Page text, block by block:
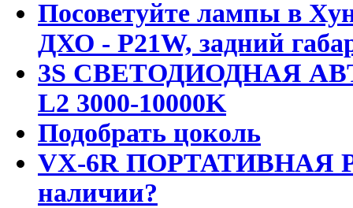
Посоветуйте лампы в
ДХО - P21W, задний
3S СВЕТОДИОДНАЯ
L2 3000-10000K
Подобрать цоколь
VX-6R ПОРТАТИВНАЯ
наличии?